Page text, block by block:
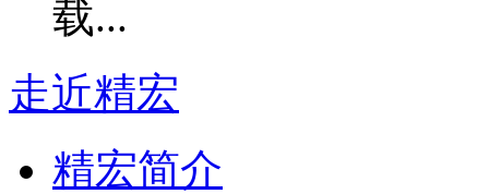
走近精宏
精宏简介